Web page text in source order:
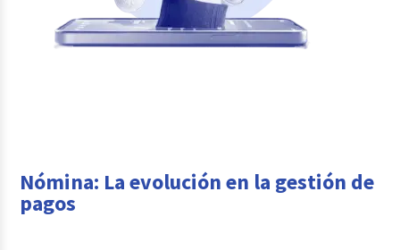
Nómina: La evolución en la gestión de
pagos